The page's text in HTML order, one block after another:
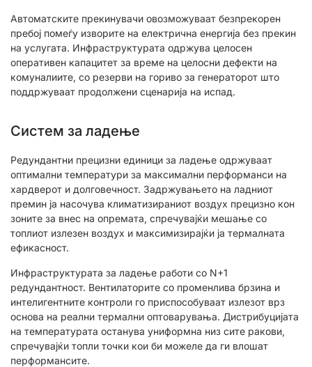
Автоматските прекинувачи овозможуваат безпрекорен
пребој помеѓу изворите на електрична енергија без прекин
на услугата. Инфраструктурата одржува целосен
оперативен капацитет за време на целосни дефекти на
комуналиите, со резерви на гориво за генераторот што
поддржуваат продолжени сценарија на испад.
Систем за ладење
Редундантни прецизни единици за ладење одржуваат
оптимални температури за максимални перформанси на
хардверот и долговечност. Задржувањето на ладниот
премин ја насочува климатизираниот воздух прецизно кон
зоните за внес на опремата, спречувајќи мешање со
топлиот излезен воздух и максимизирајќи ја термалната
ефикасност.
Инфраструктурата за ладење работи со N+1
редундантност. Вентилаторите со променлива брзина и
интелигентните контроли го приспособуваат излезот врз
основа на реални термални оптоварувања. Дистрибуцијата
на температурата останува униформна низ сите ракови,
спречувајќи топли точки кои би можеле да ги влошат
перформансите.